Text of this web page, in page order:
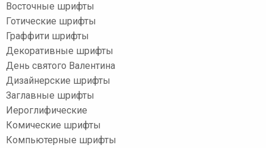
Восточные шрифты
Готические шрифты
Граффити шрифты
Декоративные шрифты
День святого Валентина
Дизайнерские шрифты
Заглавные шрифты
Иероглифические
Комические шрифты
Компьютерные шрифты